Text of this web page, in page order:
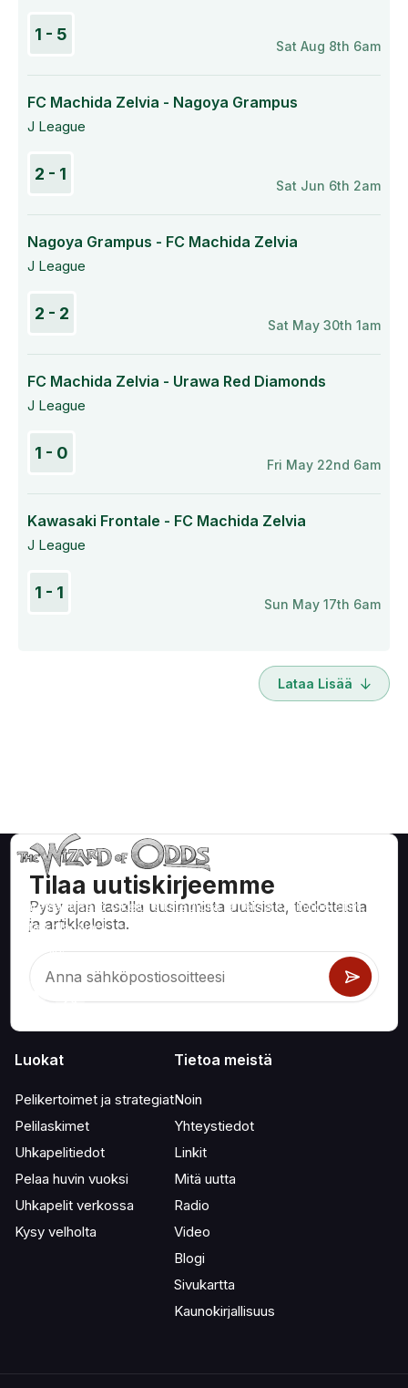
1 - 5
Sat Aug 8th 6am
FC Machida Zelvia - Nagoya Grampus
J League
2 - 1
Sat Jun 6th 2am
Nagoya Grampus - FC Machida Zelvia
J League
2 - 2
Sat May 30th 1am
FC Machida Zelvia - Urawa Red Diamonds
J League
1 - 0
Fri May 22nd 6am
Kawasaki Frontale - FC Machida Zelvia
J League
1 - 1
Sun May 17th 6am
Lataa Lisää
Tilaa uutiskirjeemme
Pysy ajan tasalla uusimmista uutisista, tiedotteista
ja artikkeleista.
Matemaattisesti oikeita strategioita ja tietoa kasinopeleihin,
kuten blackjack, craps, ruletti ja satoihin muihin pelattaviin
peleihin.
Luokat
Pelikertoimet ja strategiat
Pelilaskimet
Uhkapelitiedot
Pelaa huvin vuoksi
Uhkapelit verkossa
Kysy velholta
Tietoa meistä
Noin
Yhteystiedot
Linkit
Mitä uutta
Radio
Video
Blogi
Sivukartta
Kaunokirjallisuus